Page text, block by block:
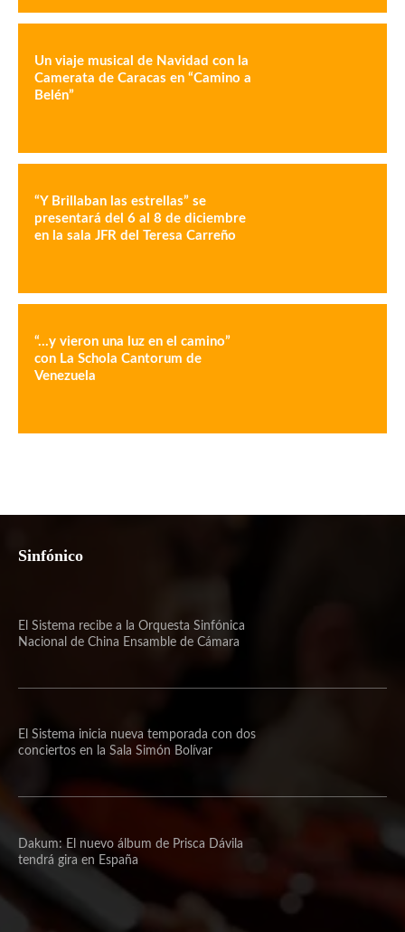
Un viaje musical de Navidad con la
Camerata de Caracas en “Camino a
Belén”
“Y Brillaban las estrellas” se
presentará del 6 al 8 de diciembre
en la sala JFR del Teresa Carreño
“…y vieron una luz en el camino”
con La Schola Cantorum de
Venezuela
Sinfónico
El Sistema recibe a la Orquesta Sinfónica
Nacional de China Ensamble de Cámara
El Sistema inicia nueva temporada con dos
conciertos en la Sala Simón Bolívar
Dakum: El nuevo álbum de Prisca Dávila
tendrá gira en España